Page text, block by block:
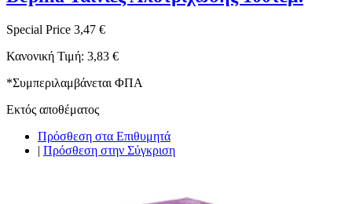
Special Price 3,47 €
Κανονική Τιμή: 3,83 €
*Συμπεριλαμβάνεται ΦΠΑ
Εκτός αποθέματος
Πρόσθεση στα Επιθυμητά
| Πρόσθεση στην Σύγκριση